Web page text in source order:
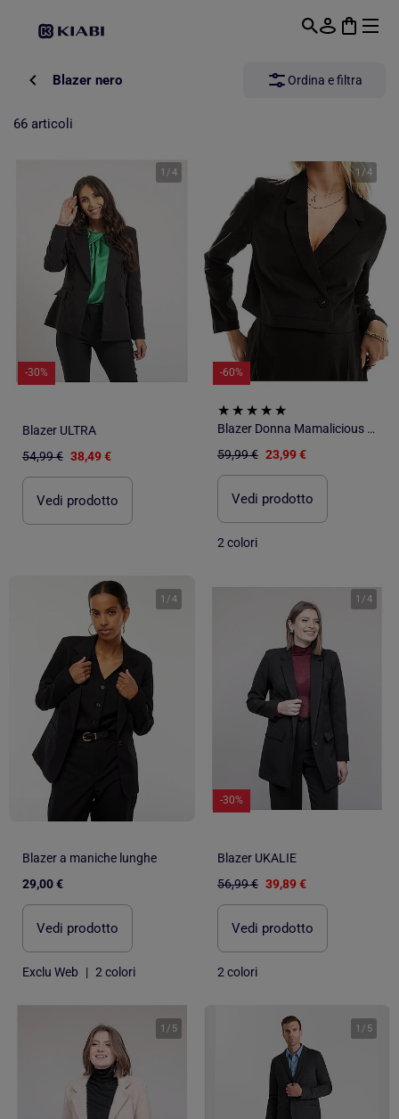
Blazer nero Ordina e filtra
66 articoli
1 /4
-30%
Blazer ULTRA
54,99 € 38,49 €
Vedi prodotto
1 /4
-60%
Blazer Donna Mamalicious per Corte
59,99 € 23,99 €
Vedi prodotto
2 colori
1 /4
Blazer a maniche lunghe
29,00 €
Vedi prodotto
Exclu Web | 2 colori
1 /4
-30%
Blazer UKALIE
56,99 € 39,89 €
Vedi prodotto
2 colori
1 / 5 1 / 5